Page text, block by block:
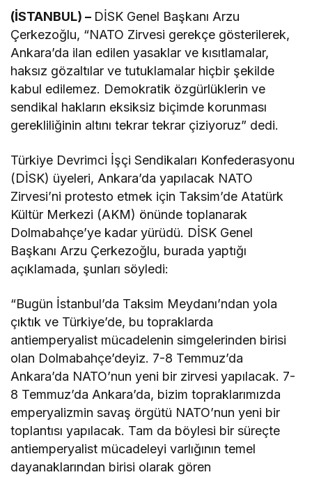
(İSTANBUL) – DİSK Genel Başkanı Arzu
Çerkezoğlu, “NATO Zirvesi gerekçe gösterilerek,
Ankara’da ilan edilen yasaklar ve kısıtlamalar,
haksız gözaltılar ve tutuklamalar hiçbir şekilde
kabul edilemez. Demokratik özgürlüklerin ve
sendikal hakların eksiksiz biçimde korunması
gerekliliğinin altını tekrar tekrar çiziyoruz” dedi.
Türkiye Devrimci İşçi Sendikaları Konfederasyonu
(DİSK) üyeleri, Ankara’da yapılacak NATO
Zirvesi’ni protesto etmek için Taksim’de Atatürk
Kültür Merkezi (AKM) önünde toplanarak
Dolmabahçe’ye kadar yürüdü. DİSK Genel
Başkanı Arzu Çerkezoğlu, burada yaptığı
açıklamada, şunları söyledi:
“Bugün İstanbul’da Taksim Meydanı’ndan yola
çıktık ve Türkiye’de, bu topraklarda
antiemperyalist mücadelenin simgelerinden birisi
olan Dolmabahçe’deyiz. 7-8 Temmuz’da
Ankara’da NATO’nun yeni bir zirvesi yapılacak. 7-
8 Temmuz’da Ankara’da, bizim topraklarımızda
emperyalizmin savaş örgütü NATO’nun yeni bir
toplantısı yapılacak. Tam da böylesi bir süreçte
antiemperyalist mücadeleyi varlığının temel
dayanaklarından birisi olarak gören